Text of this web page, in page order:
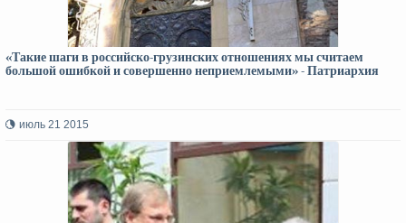
«Такие шаги в российско-грузинских отношениях мы считаем
большой ошибкой и совершенно неприемлемыми» - Патриархия
июль 21 2015